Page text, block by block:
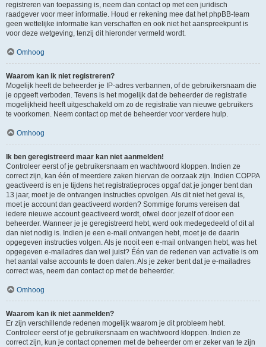
registreren van toepassing is, neem dan contact op met een juridisch
raadgever voor meer informatie. Houd er rekening mee dat het phpBB-team
geen wettelijke informatie kan verschaffen en ook niet het aanspreekpunt is
voor deze wetgeving, tenzij dit hieronder vermeld wordt.
Omhoog
Waarom kan ik niet registreren?
Mogelijk heeft de beheerder je IP-adres verbannen, of de gebruikersnaam die
je opgeeft verboden. Tevens is het mogelijk dat de beheerder de registratie
mogelijkheid heeft uitgeschakeld om zo de registratie van nieuwe gebruikers
te voorkomen. Neem contact op met de beheerder voor verdere hulp.
Omhoog
Ik ben geregistreerd maar kan niet aanmelden!
Controleer eerst of je gebruikersnaam en wachtwoord kloppen. Indien ze
correct zijn, kan één of meerdere zaken hiervan de oorzaak zijn. Indien COPPA
geactiveerd is en je tijdens het registratieproces opgaf dat je jonger bent dan
13 jaar, moet je de ontvangen instructies opvolgen. Als dit niet het geval is,
moet je account dan geactiveerd worden? Sommige forums vereisen dat
iedere nieuwe account geactiveerd wordt, ofwel door jezelf of door een
beheerder. Wanneer je je geregistreerd hebt, werd ook medegedeeld of dit al
dan niet nodig is. Indien je een e-mail ontvangen hebt, moet je de daarin
opgegeven instructies volgen. Als je nooit een e-mail ontvangen hebt, was het
opgegeven e-mailadres dan wel juist? Één van de redenen van activatie is om
het aantal valse accounts te doen dalen. Als je zeker bent dat je e-mailadres
correct was, neem dan contact op met de beheerder.
Omhoog
Waarom kan ik niet aanmelden?
Er zijn verschillende redenen mogelijk waarom je dit probleem hebt.
Controleer eerst of je gebruikersnaam en wachtwoord kloppen. Indien ze
correct zijn, kun je contact opnemen met de beheerder om er zeker van te zijn